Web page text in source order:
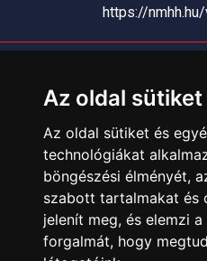
Az oldal
Az oldal sütiket és
technológiákat
böngészési élményét,
szabott tartalmakat és
jelenít meg, és elemzi
forgalmát, hogy
https://
Elérhetőségek
Webszolgáltatás
Üzleteinkben az elektronikus
érhető el, bankkártyás fizetésre
INFORMÁCIÓK
Általános Szerződési Feltételek